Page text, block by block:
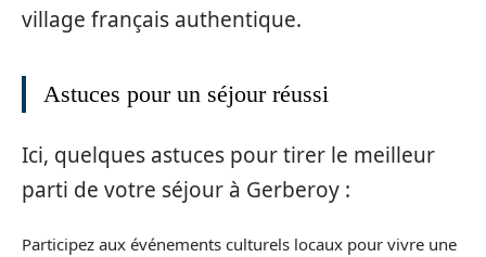
village français authentique.
Astuces pour un séjour réussi
Ici, quelques astuces pour tirer le meilleur
parti de votre séjour à Gerberoy :
Participez aux événements culturels locaux pour vivre une